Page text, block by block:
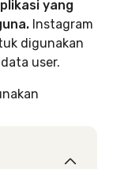
yang
Instagram
digunakan
user.